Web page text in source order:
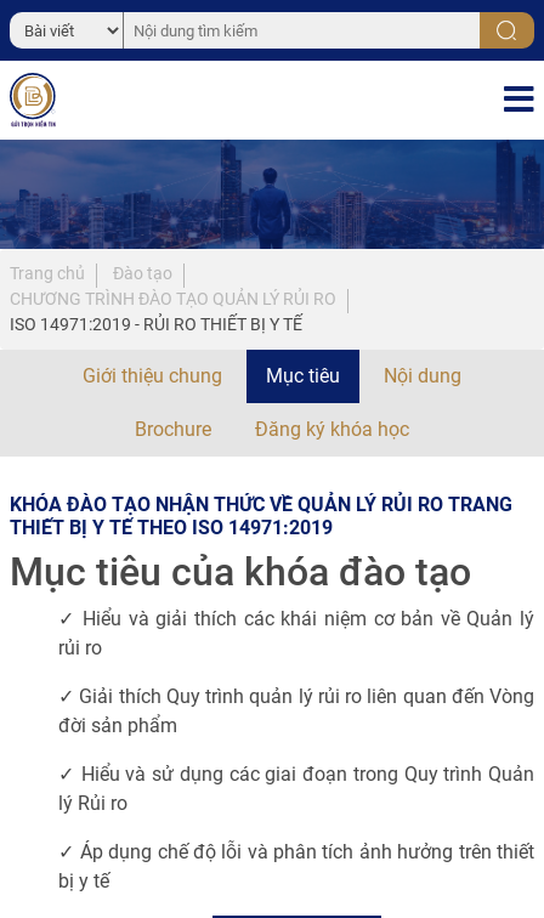
Trang chủ
Đào tạo
CHƯƠNG TRÌNH ĐÀO TẠO QUẢN LÝ RỦI RO
ISO 14971:2019 - RỦI RO THIẾT BỊ Y TẾ
Giới thiệu chung Mục tiêu Nội dung
Brochure Đăng ký khóa học
KHÓA ĐÀO TẠO NHẬN THỨC VỀ QUẢN LÝ RỦI RO TRANG
THIẾT BỊ Y TẾ THEO ISO 14971:2019
Mục tiêu của khóa đào tạo
✓ Hiểu và giải thích các khái niệm cơ bản về Quản lý
rủi ro
✓ Giải thích Quy trình quản lý rủi ro liên quan đến Vòng
đời sản phẩm
✓ Hiểu và sử dụng các giai đoạn trong Quy trình Quản
lý Rủi ro
✓ Áp dụng chế độ lỗi và phân tích ảnh hưởng trên thiết
bị y tế